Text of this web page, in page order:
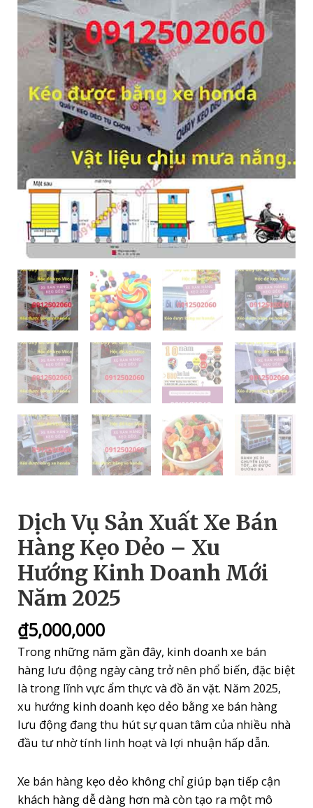
Dịch Vụ Sản Xuất Xe Bán
Hàng Kẹo Dẻo – Xu
Hướng Kinh Doanh Mới
Năm 2025
₫5,000,000
Trong những năm gần đây, kinh doanh xe bán
hàng lưu động ngày càng trở nên phổ biến, đặc biệt
là trong lĩnh vực ẩm thực và đồ ăn vặt. Năm 2025,
xu hướng kinh doanh kẹo dẻo bằng xe bán hàng
lưu động đang thu hút sự quan tâm của nhiều nhà
đầu tư nhờ tính linh hoạt và lợi nhuận hấp dẫn.
Xe bán hàng kẹo dẻo không chỉ giúp bạn tiếp cận
khách hàng dễ dàng hơn mà còn tạo ra một mô